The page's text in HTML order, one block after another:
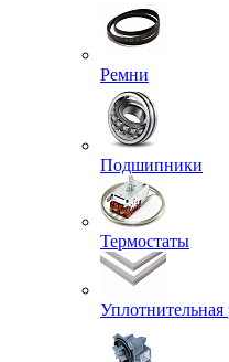
Ремни
Подшипники
Термостаты
Уплотнительная